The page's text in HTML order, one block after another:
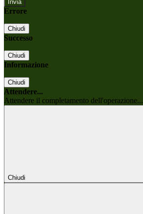
Errore
Chiudi
Successo
Chiudi
Informazione
Chiudi
Attendere...
Attendere il completamento dell'operazione...
Chiudi